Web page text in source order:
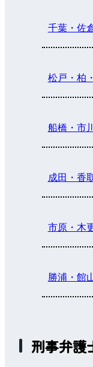
千葉・佐
松戸・柏
船橋・市
成田・香
市原・木
勝浦・館
刑事弁護